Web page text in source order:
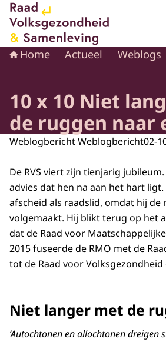
Naar de homepage van Raad
Home Actueel Weblogs
10 x 10 Niet
de ruggen naar
Weblogbericht Weblogbericht02-
De RVS viert zijn tienjarig
advies dat hen na aan het hart
afscheid als raadslid, omdat hij
volgemaakt. Hij blikt terug op het
dat de Raad voor
2015 fuseerde de RMO met de
tot de Raad voor Volksgezondheid
Niet langer met de
‘Autochtonen en allochtonen